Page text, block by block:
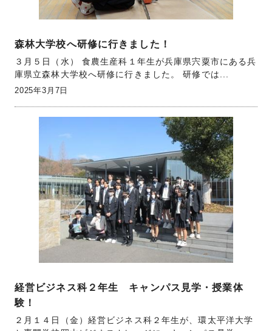
森林大学校へ研修に行きました！
３月５日（水） 食農生産科１年生が兵庫県宍粟市にある兵
庫県立森林大学校へ研修に行きました。 研修では...
2025年3月7日
経営ビジネス科２年生 キャンパス見学・授業体
験！
２月１４日（金）経営ビジネス科２年生が、環太平洋大学